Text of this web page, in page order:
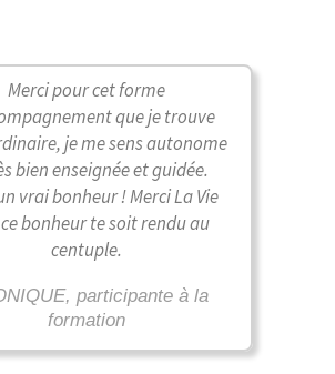
Merci pour cet forme
que je trouve
je me sens autonome
bien enseignée et guidée.
vrai bonheur ! Merci La Vie
bonheur te soit rendu au
centuple.
participante à la
formation